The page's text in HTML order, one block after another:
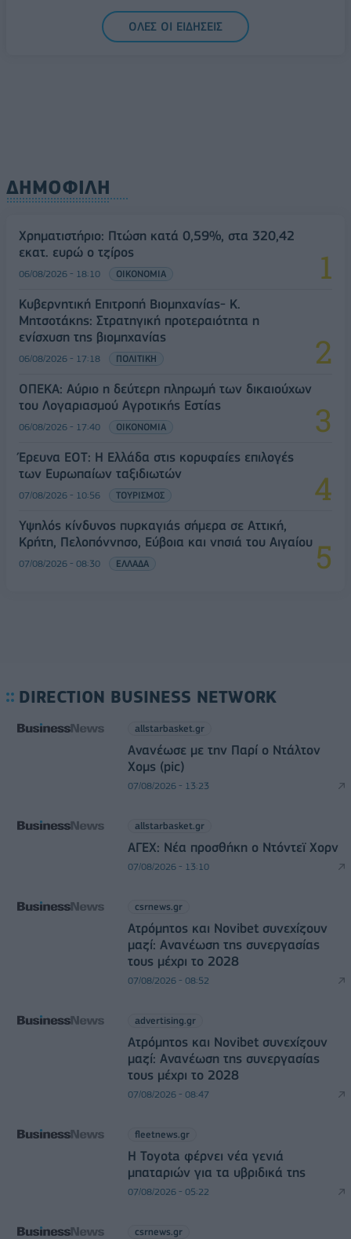
ΟΛΕΣ ΟΙ ΕΙΔΗΣΕΙΣ
ΔΗΜΟΦΙΛΗ
Χρηματιστήριο: Πτώση κατά 0,59%, στα 320,42
εκατ. ευρώ ο τζίρος
06/08/2026 - 18:10 ΟΙΚΟΝΟΜΙΑ
Κυβερνητική Επιτροπή Βιομηχανίας- Κ.
Μητσοτάκης: Στρατηγική προτεραιότητα η
ενίσχυση της βιομηχανίας
06/08/2026 - 17:18 ΠΟΛΙΤΙΚΗ
ΟΠΕΚΑ: Αύριο η δεύτερη πληρωμή των δικαιούχων
του Λογαριασμού Αγροτικής Εστίας
06/08/2026 - 17:40 ΟΙΚΟΝΟΜΙΑ
Έρευνα ΕΟΤ: Η Ελλάδα στις κορυφαίες επιλογές
των Ευρωπαίων ταξιδιωτών
07/08/2026 - 10:56 ΤΟΥΡΙΣΜΟΣ
Υψηλός κίνδυνος πυρκαγιάς σήμερα σε Αττική,
Κρήτη, Πελοπόννησο, Εύβοια και νησιά του Αιγαίου
07/08/2026 - 08:30 ΕΛΛΑΔΑ
DIRECTION BUSINESS NETWORK
allstarbasket.gr
Ανανέωσε με την Παρί ο Ντάλτον
Χομς (pic)
07/08/2026 - 13:23
allstarbasket.gr
ΑΓΕΧ: Νέα προσθήκη ο Ντόντεϊ Χορν
07/08/2026 - 13:10
csrnews.gr
Ατρόμητος και Novibet συνεχίζουν
μαζί: Ανανέωση της συνεργασίας
τους μέχρι το 2028
07/08/2026 - 08:52
advertising.gr
Ατρόμητος και Novibet συνεχίζουν
μαζί: Ανανέωση της συνεργασίας
τους μέχρι το 2028
07/08/2026 - 08:47
fleetnews.gr
Η Toyota φέρνει νέα γενιά
μπαταριών για τα υβριδικά της
07/08/2026 - 05:22
csrnews.gr